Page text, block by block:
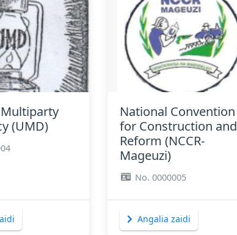
zaidi
(UMD)
Angalia zaidi
National Convention
for Construction and
Reform (NCCR-
Mageuzi)
No. 0000005
Angalia zaidi